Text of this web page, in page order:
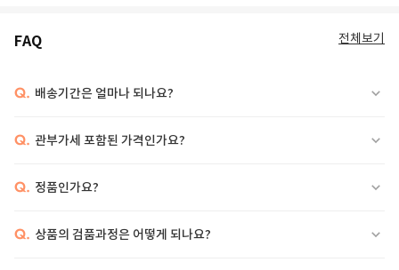
FAQ 전체보기
Q. 배송기간은 얼마나 되나요?
Q. 관부가세 포함된 가격인가요?
Q. 정품인가요?
Q. 상품의 검품과정은 어떻게 되나요?